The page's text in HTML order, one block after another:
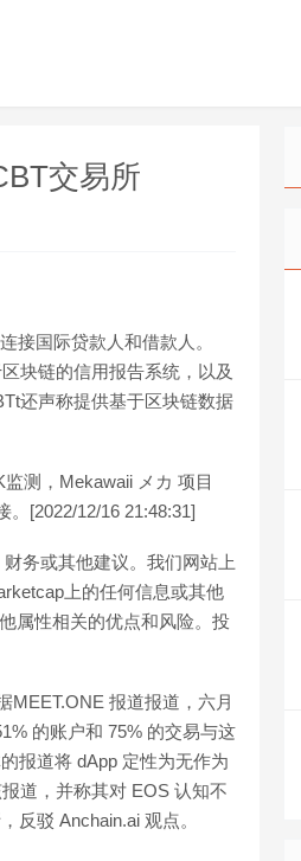
交易所
接国际贷款人和借款人。
块链的信用报告系统，以及
还声称提供基于区块链数据
测，Mekawaii メカ 项目
[2022/12/16 21:48:31]
务或其他建议。我们网站上
上的任何信息或其他
属性相关的优点和风险。投
MEET.ONE 报道报道，六月
的账户和 75% 的交易与这
报道将 dApp 定性为无作为
道，并称其对 EOS 认知不
反驳 Anchain.ai 观点。